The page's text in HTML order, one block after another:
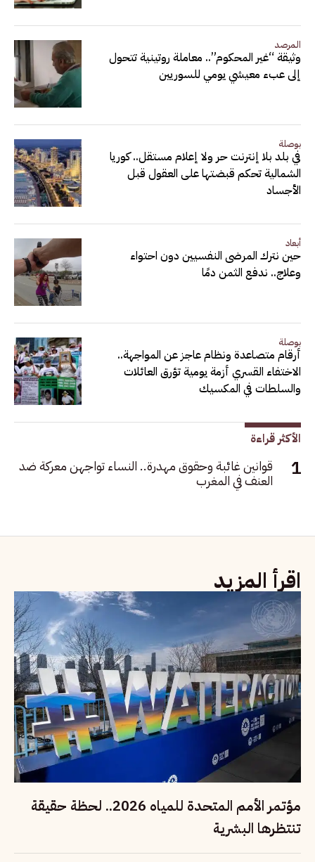
المرصد
وثيقة “غير المحكوم”.. معاملة روتينية تتحول
إلى عبء معيشي يومي للسوريين
بوصلة
في بلد بلا إنترنت حر ولا إعلام مستقل.. كوريا
الشمالية تحكم قبضتها على العقول قبل
الأجساد
أبعاد
حين نترك المرضى النفسيين دون احتواء
وعلاج.. ندفع الثمن دمًا
بوصلة
أرقام متصاعدة ونظام عاجز عن المواجهة..
الاختفاء القسري أزمة يومية تؤرق العائلات
والسلطات في المكسيك
الأكثر قراءة
قوانين غائبة وحقوق مهدرة.. النساء تواجهن معركة ضد
العنف في المغرب
اقرأ المزيد
مؤتمر الأمم المتحدة للمياه 2026.. لحظة حقيقة
تنتظرها البشرية